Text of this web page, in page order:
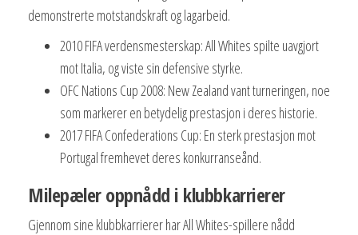
demonstrerte motstandskraft og lagarbeid.
2010 FIFA verdensmesterskap: All Whites spilte uavgjort
mot Italia, og viste sin defensive styrke.
OFC Nations Cup 2008: New Zealand vant turneringen, noe
som markerer en betydelig prestasjon i deres historie.
2017 FIFA Confederations Cup: En sterk prestasjon mot
Portugal fremhevet deres konkurranseånd.
Milepæler oppnådd i klubbkarrierer
Gjennom sine klubbkarrierer har All Whites-spillere nådd